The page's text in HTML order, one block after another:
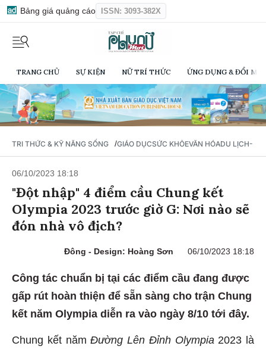
Bảng giá quảng cáo ISSN: 3093-382X
TRANG CHỦ SỰ KIỆN NỮ TRÍ THỨC ỨNG DỤNG & ĐỔI
TRI THỨC & KỸ NĂNG SỐNG /GIÁO DỤCSỨC KHỎEVĂN HÓADU LỊCH-
06/10/2023 18:18
"Đột nhập" 4 điểm cầu Chung kết
Olympia 2023 trước giờ G: Nơi nào sẽ
đón nhà vô địch?
Đông - Design: Hoàng Sơn 06/10/2023 18:18
Công tác chuẩn bị tại các điểm cầu đang được
gấp rút hoàn thiện để sẵn sàng cho trận Chung
kết năm Olympia diễn ra vào ngày 8/10 tới đây.
Chung kết nămĐường Lên Đỉnh Olympia 2023 là